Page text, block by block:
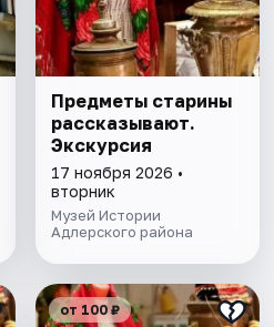
Предметы старины
рассказывают.
Экскурсия
17 ноября 2026 •
вторник
Музей Истории
Адлерского района
от 100 ₽